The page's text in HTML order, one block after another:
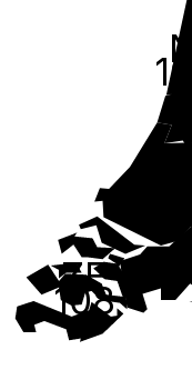
ZH
ZE
108